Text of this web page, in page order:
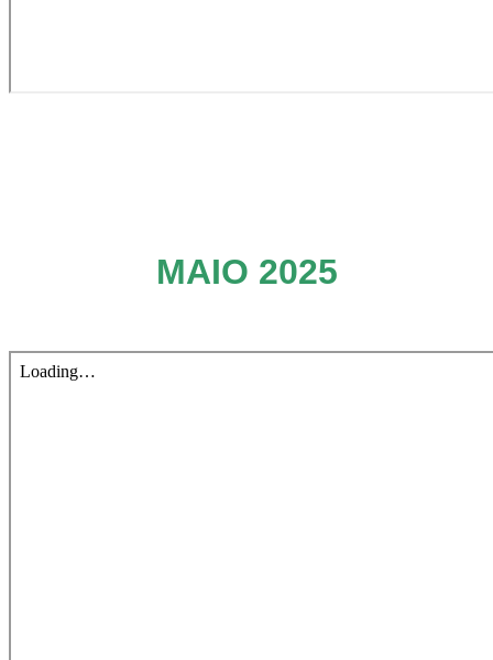
MAIO 2025